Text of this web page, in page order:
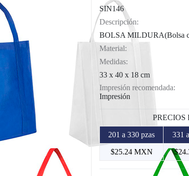
SIN146
Descripción:
BOLSA MILDURA(Bolsa
Material:
Medidas:
33 x 40 x 18 cm
Impresión recomendada:
Impresión
PRECIOS
201 a 330 pzas 331
$25.24 MXN